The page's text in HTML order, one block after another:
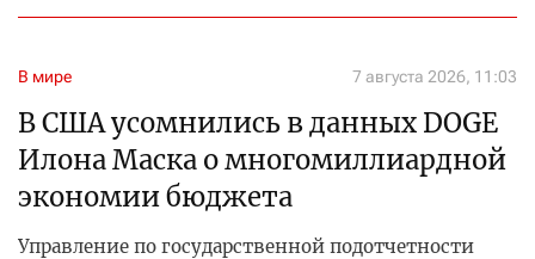
В мире 7 августа 2026, 11:03
В США усомнились в данных DOGE
Илона Маска о многомиллиардной
экономии бюджета
Управление по государственной подотчетности